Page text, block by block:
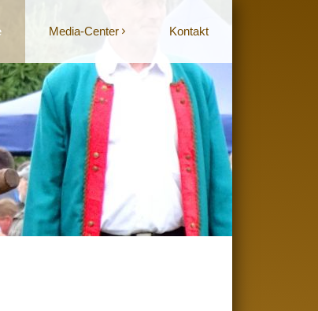
Media-Center Kontakt